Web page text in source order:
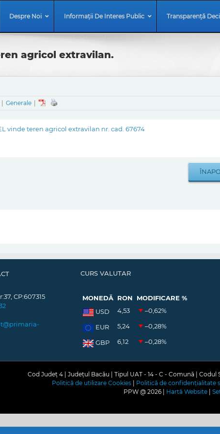
Despre Noi Informații De Interes Public Transparență
agricol extravilan.
Generale
vinde teren agricol extravilan nr. cad. 67674
CP:607315
CURS VALUTAR
MONEDĂ RON
MODIFICARE %
USD
4,53 –0,62%
EUR 5,24 –0,28%
GBP 6,12 –0,28%
Cod Județ 4 | Județul Bacău | Tipul UAT - 14 - C - Comună |
Politică de utilizare Cookies
Politică de confidențialitate
PPW @ 2026 | Hartă Website|